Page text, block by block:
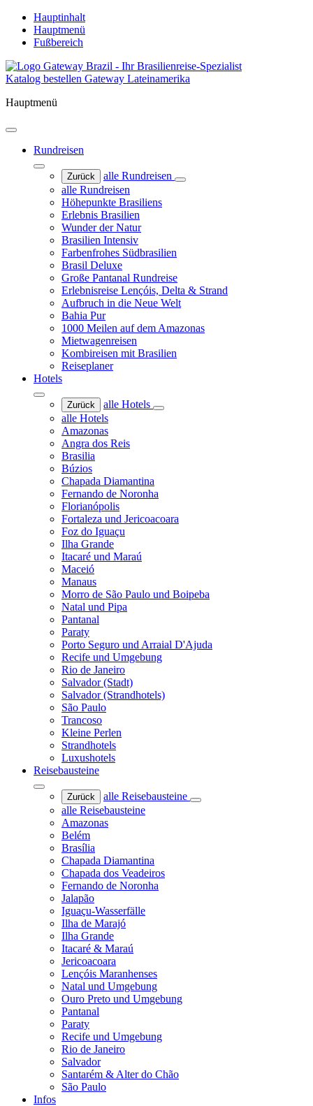
Hauptinhalt
Hauptmenü
Fußbereich
Katalog bestellen Gateway Lateinamerika
Hauptmenü
Rundreisen
Zurück
alle Rundreisen
alle Rundreisen
Höhepunkte Brasiliens
Erlebnis Brasilien
Wunder der Natur
Brasilien Intensiv
Farbenfrohes Südbrasilien
Brasil Deluxe
Große Pantanal Rundreise
Erlebnisreise Lençóis, Delta & Strand
Aufbruch in die Neue Welt
Bahia Pur
1000 Meilen auf dem Amazonas
Mietwagenreisen
Kombireisen mit Brasilien
Reiseplaner
Hotels
Zurück
alle Hotels
alle Hotels
Amazonas
Angra dos Reis
Brasilia
Búzios
Chapada Diamantina
Fernando de Noronha
Florianópolis
Fortaleza und Jericoacoara
Foz do Iguaçu
Ilha Grande
Itacaré und Maraú
Maceió
Manaus
Morro de São Paulo und Boipeba
Natal und Pipa
Pantanal
Paraty
Porto Seguro und Arraial D'Ajuda
Recife und Umgebung
Rio de Janeiro
Salvador (Stadt)
Salvador (Strandhotels)
São Paulo
Trancoso
Kleine Perlen
Strandhotels
Luxushotels
Reisebausteine
Zurück
alle Reisebausteine
alle Reisebausteine
Amazonas
Belém
Brasília
Chapada Diamantina
Chapada dos Veadeiros
Fernando de Noronha
Jalapão
Iguaçu-Wasserfälle
Ilha de Marajó
Ilha Grande
Itacaré & Maraú
Jericoacoara
Lençóis Maranhenses
Natal und Umgebung
Ouro Preto und Umgebung
Pantanal
Paraty
Recife und Umgebung
Rio de Janeiro
Salvador
Santarém & Alter do Chão
São Paulo
Infos